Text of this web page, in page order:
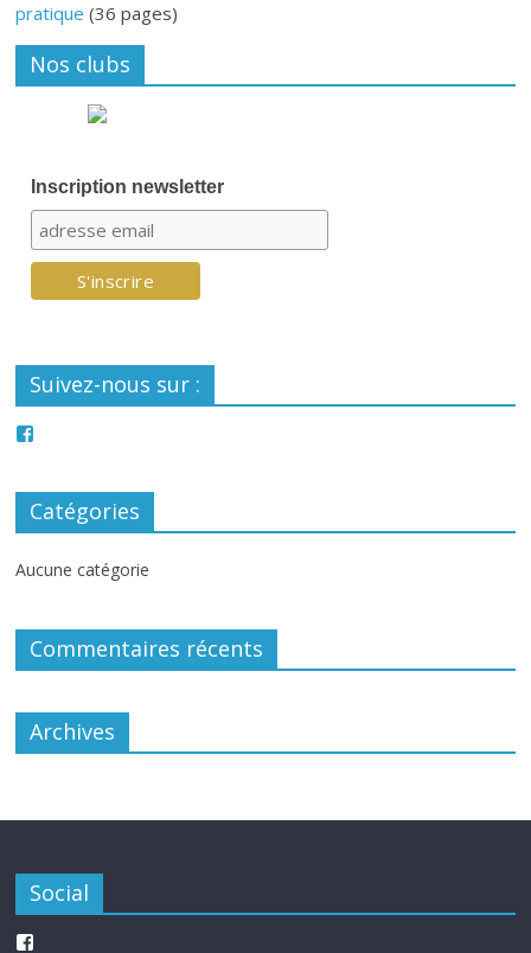
pratique (36 pages)
Nos clubs
Inscription newsletter
Suivez-nous sur :
Catégories
Aucune catégorie
Commentaires récents
Archives
Social